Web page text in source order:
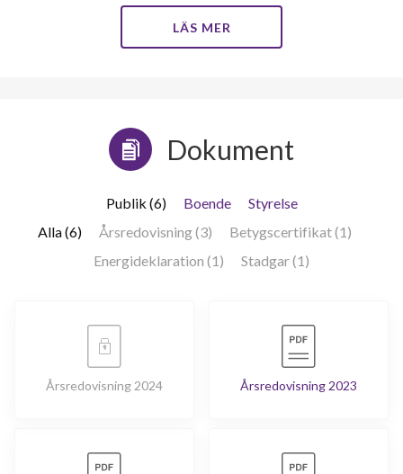
LÄS MER
Dokument
Publik (6) Boende
Styrelse
Alla (6)
Årsredovisning (3)
Betygscertifikat (1)
Energideklaration (1)
Stadgar (1)
Årsredovisning 2024 Årsredovisning 2023